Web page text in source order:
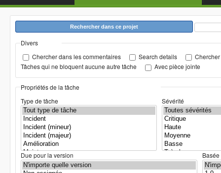
Rechercher dans ce projet
Divers
Chercher dans les commentaires
Search details
Tâches qui ne bloquent aucune autre tâche
Avec pièce jointe
Propriétés de la tâche
Type de tâche
Sévérité
Due pour la version